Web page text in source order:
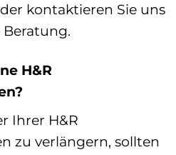
kontaktieren Sie uns
H&R
Ihrer H&R
zu verlängern, sollten